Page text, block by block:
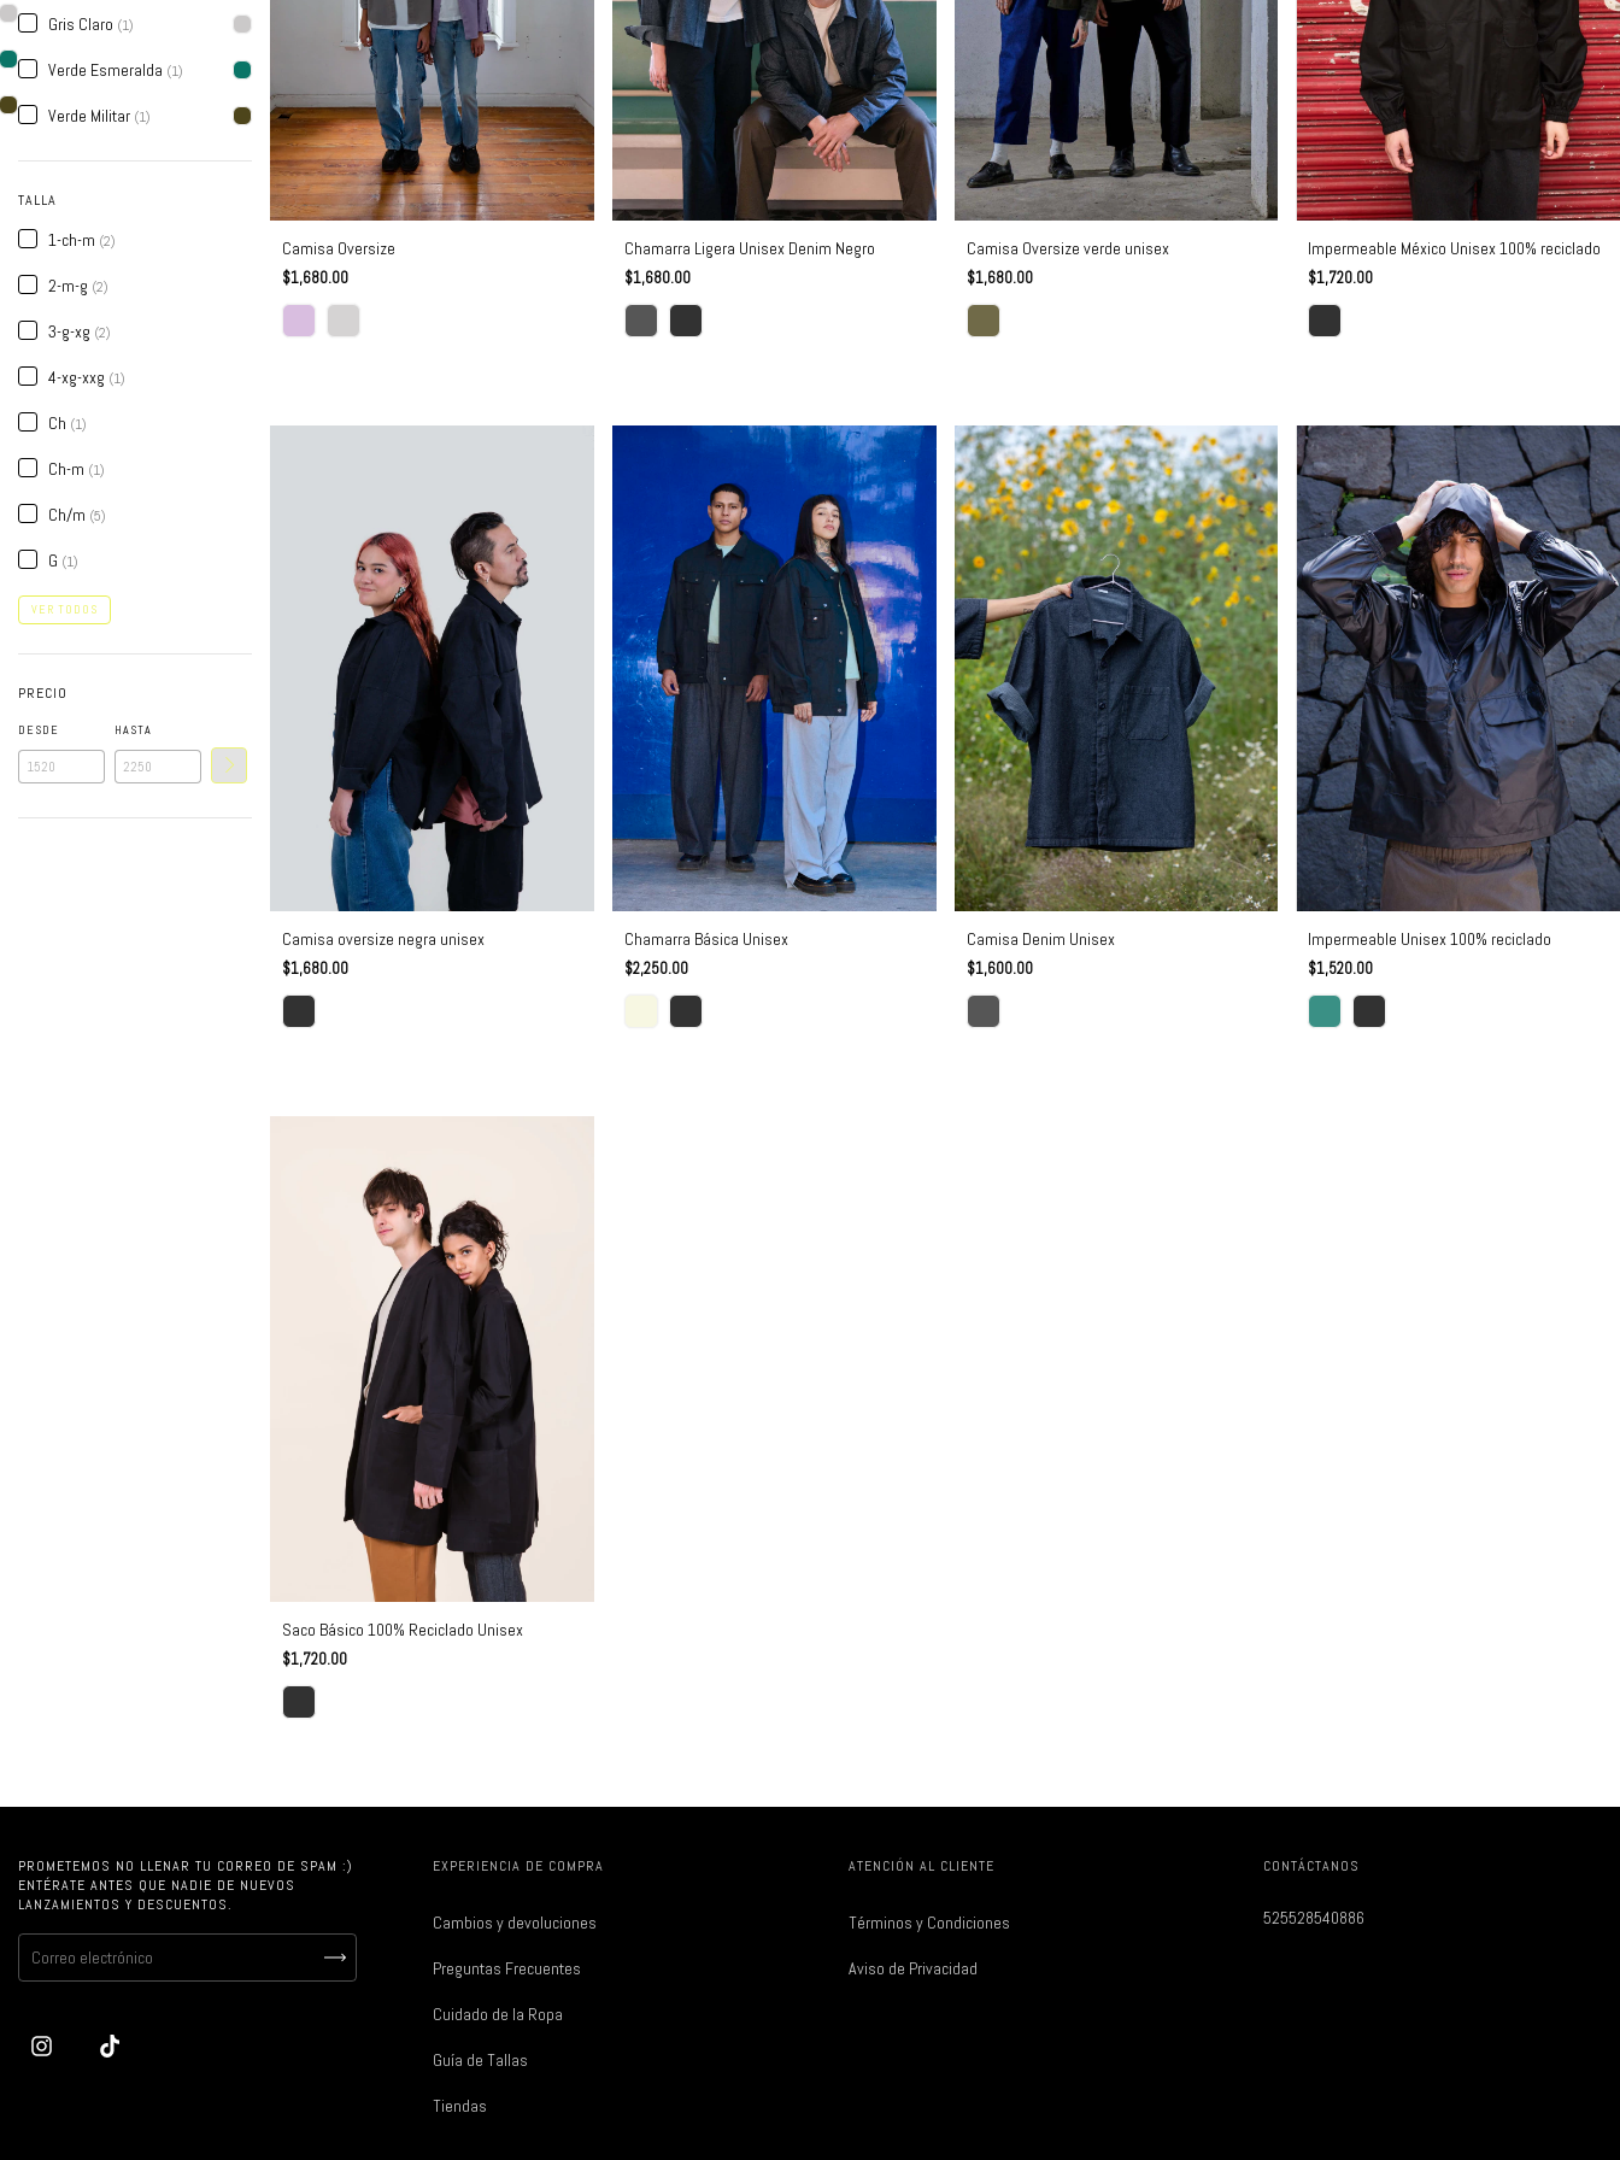
Gris Claro (1)
Verde Esmeralda (1)
Verde Militar (1)
TALLA
1-ch-m (2)
2-m-g (2)
3-g-xg (2)
4-xg-xxg (1)
Ch (1)
Ch-m (1)
Ch/m (5)
G (1)
VER TODOS
PRECIO
DESDE HASTA
Camisa Oversize
$1,680.00
Chamarra Ligera Unisex Denim Negro
$1,680.00
Camisa Oversize verde unisex
$1,680.00
Impermeable México Unisex 100% reciclado
$1,720.00
Camisa oversize negra unisex
$1,680.00
Chamarra Básica Unisex
$2,250.00
Camisa Denim Unisex
$1,600.00
Impermeable Unisex 100% reciclado
$1,520.00
Saco Básico 100% Reciclado Unisex
$1,720.00
PROMETEMOS NO LLENAR TU CORREO DE SPAM :)
ENTÉRATE ANTES QUE NADIE DE NUEVOS
LANZAMIENTOS Y DESCUENTOS.
EXPERIENCIA DE COMPRA
Cambios y devoluciones
Preguntas Frecuentes
Cuidado de la Ropa
Guía de Tallas
Tiendas
ATENCIÓN AL CLIENTE
Términos y Condiciones
Aviso de Privacidad
CONTÁCTANOS
525528540886